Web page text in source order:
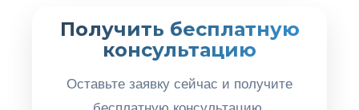
Получить бесплатную
консультацию
Оставьте заявку сейчас и получите